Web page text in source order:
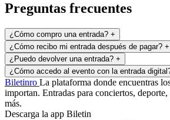
Preguntas frecuentes
¿Cómo compro una entrada? +
¿Cómo recibo mi entrada después de pagar? +
¿Puedo devolver una entrada? +
¿Cómo accedo al evento con la entrada
Biletinro La plataforma donde encuentras
importan. Entradas para conciertos,
más.
Descarga la app Biletin